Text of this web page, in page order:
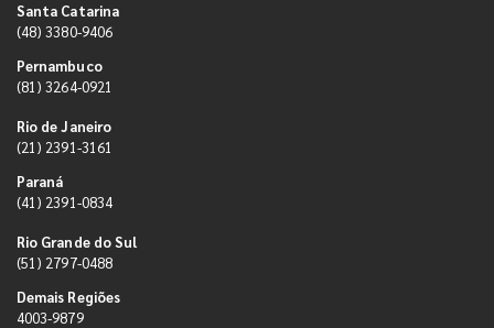
Santa Catarina
(48) 3380-9406
Pernambuco
(81) 3264-0921
Rio de Janeiro
(21) 2391-3161
Paraná
(41) 2391-0834
Rio Grande do Sul
(51) 2797-0488
Demais Regiões
4003-9879